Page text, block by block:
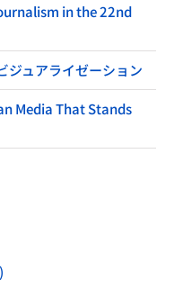
in the 22nd
ジュアライゼーション
Media That Stands